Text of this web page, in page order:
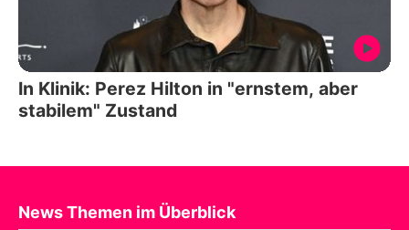
In Klinik: Perez Hilton in "ernstem, aber
stabilem" Zustand
News Themen im Überblick